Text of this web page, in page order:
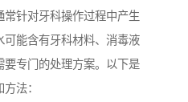
针对牙科操作过程中产生
可能含有牙科材料、消毒液
专门的处理方案。以下是
法：